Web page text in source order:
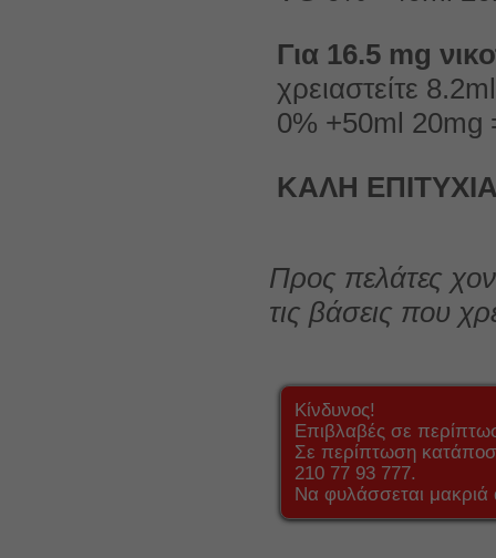
Για 16.5 mg
χρειαστείτε
0% +50ml 20mg
ΚΑΛΗ
Προς πελάτες
τις βάσεις που
Κίνδυνος!
Επιβλαβές σε
Σε περίπτωση
210 77 93 777.
Να φυλάσσεται μακριά